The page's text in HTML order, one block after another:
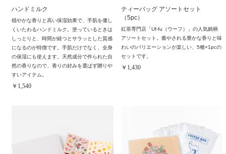
ハンドミルク
穏やかな香りと高い保湿効果で、手肌を優し
くいたわるハンドミルク。塗っているときは
しっとりと、時間が経つとサラッとした質感
になるのが特徴です。手肌だけでなく、全身
の保湿にも使えます。天然成分で作られた自
然の香りなので、香りの好みを選ばず贈りや
すいアイテム。
￥1,540
ティーバッグ アソートセット
（5pc）
紅茶専門店「Uf-fu（ウーフ）」の人気銘柄
アソートセット。癒やされる豊かな香りと味
わいのバリエーションが楽しい、5種×1pcの
セットです。
￥1,430